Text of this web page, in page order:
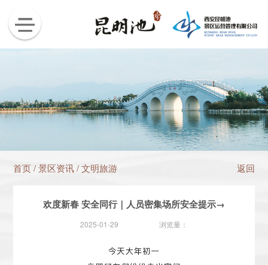
首页/景区资讯/文明旅游 返回
欢度新春 安全同行｜人员密集场所安全提示→
2025-01-29 浏览量：